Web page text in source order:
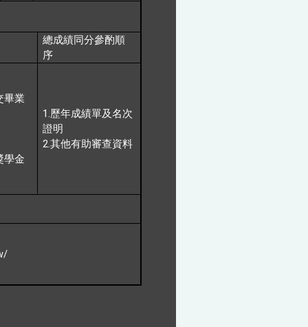
總成績同分參酌順
序
畢業
學金
1.歷年成績單及名次
證明
2.其他有助審查資料